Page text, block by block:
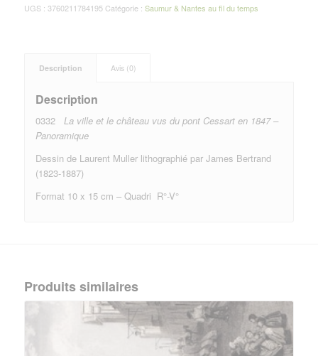
UGS : 3760211784195 Catégorie : Saumur & Nantes au fil du temps
Description Avis (0)
Description
0332 La ville et le château vus du pont Cessart en 1847 –
Panoramique
Dessin de Laurent Muller lithographié par James Bertrand
(1823-1887)
Format 10 x 15 cm – Quadri R°-V°
Produits similaires